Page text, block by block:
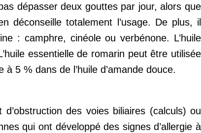
dépasser deux gouttes par jour, alors que
déconseille totalement l’usage. De plus, il
: camphre, cinéole ou verbénone. L’huile
essentielle de romarin peut être utilisée
5 % dans de l’huile d’amande douce.
des voies biliaires (calculs) ou
qui ont développé des signes d’allergie à